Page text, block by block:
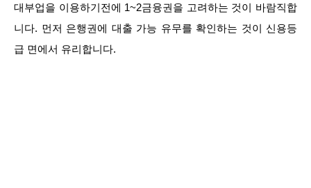
대부업을 이용하기전에 1~2금융권을 고려하는 것이 바람직합
니다. 먼저 은행권에 대출 가능 유무를 확인하는 것이 신용등
급 면에서 유리합니다.